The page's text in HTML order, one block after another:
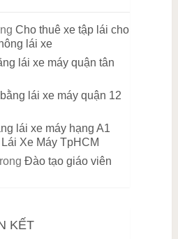
Cho thuê xe tập lái cho
lái xe
lái xe máy quận tân
lái xe máy quận 12
lái xe máy hạng A1
Xe Máy TpHCM
Đào tạo giáo viên
KẾT